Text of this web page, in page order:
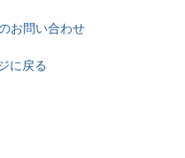
お問い合わせ
に戻る